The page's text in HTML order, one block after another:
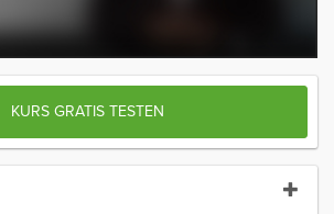
KURS GRATIS TESTEN